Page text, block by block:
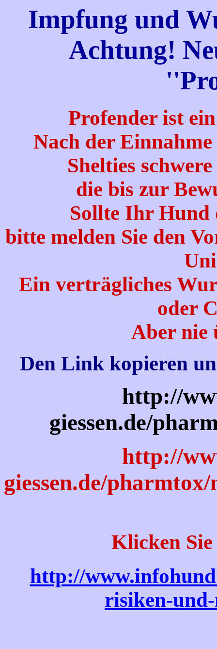
Impfung und
Achtung!
Profender ist
Nach der
Shelties
die bis zur
Sollte Ihr Hund
bitte melden Sie den
Ein verträgliches
oder
Aber nie
Den Link kopieren
http://
giessen.de/
http://
giessen.de/
Klicken
http://
risiken-